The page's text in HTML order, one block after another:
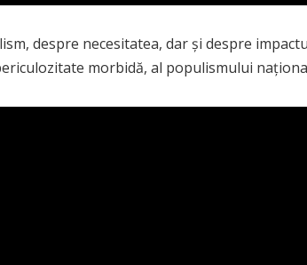
despre necesitatea, dar și despre
morbidă, al populismului